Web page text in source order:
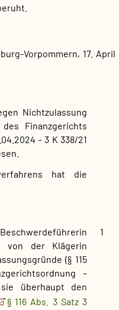
Vorpommern, 17. April
Nichtzulassung
Finanzgerichts
– 3 K 338/21
hat die
1
von der Klägerin
(§ 115
–
überhaupt den
§ 116 Abs. 3 Satz 3